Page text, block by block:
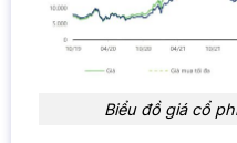
Biểu đồ giá cổ